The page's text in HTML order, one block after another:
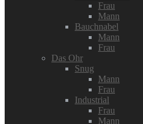
Frau
Mann
Bauchnabel
Mann
Frau
Das Ohr
Snug
Mann
Frau
Industrial
Frau
Mann